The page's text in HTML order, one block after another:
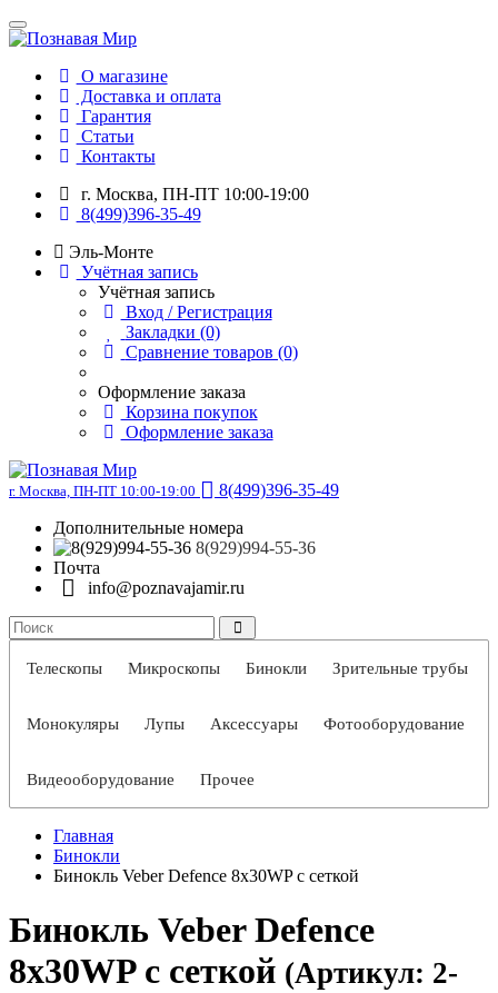
О магазине
Доставка и оплата
Гарантия
Статьи
Контакты
г. Москва, ПН-ПТ 10:00-19:00
8(499)396-35-49
Эль-Монте
Учётная запись
Учётная запись
Вход / Регистрация
Закладки (0)
Сравнение товаров (0)
Оформление заказа
Корзина покупок
Оформление заказа
г. Москва, ПН-ПТ 10:00-19:00
8(499)396-35-49
Дополнительные номера
8(929)994-55-36
Почта
info@poznavajamir.ru
Телескопы Микроскопы Бинокли Зрительные трубы
Монокуляры Лупы Аксессуары Фотооборудование
Видеооборудование Прочее
Главная
Бинокли
Бинокль Veber Defence 8x30WP с сеткой
Бинокль Veber Defence
8x30WP с сеткой (Артикул: 2-